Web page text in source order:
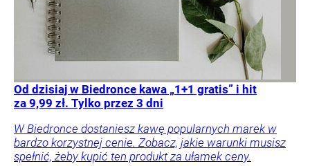
Od dzisiaj w Biedronce kawa „1+1 gratis” i hit
za 9,99 zł. Tylko przez 3 dni
W Biedronce dostaniesz kawę popularnych marek w
bardzo korzystnej cenie. Zobacz, jakie warunki musisz
spełnić, żeby kupić ten produkt za ułamek ceny.